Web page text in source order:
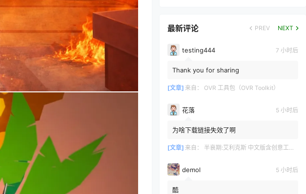
最新评论 PREV NEXT
testing444 7 小时后
Thank you for sharing
[文章] 来自： OVR 工具包（OVR Toolkit）
花落 5 小时后
为啥下载链接失效了啊
[文章] 来自： 半衰期:艾利克斯 中文版含创意工坊地图（Half-Life: Alyx）
demol 5 小时后
酷